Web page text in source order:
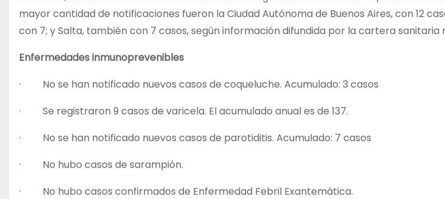
mayor cantidad de notificaciones fueron la Ciudad Autónoma de Buenos Aires, con 12
con 7; y Salta, también con 7 casos, según información difundida por la cartera sanitaria
Enfermedades inmunoprevenibles
· No se han notificado nuevos casos de coqueluche. Acumulado: 3 casos
· Se registraron 9 casos de varicela. El acumulado anual es de 137.
· No se han notificado nuevos casos de parotiditis. Acumulado: 7 casos
· No hubo casos de sarampión.
· No hubo casos confirmados de Enfermedad Febril Exantemática.